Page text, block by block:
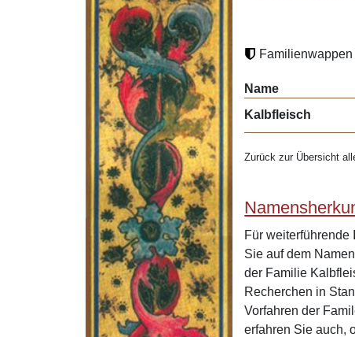
Name
Kalbfleisch
Zurück zur Übersicht
Für weiterführende
Sie auf dem
der Familie
Recherchen in
Vorfahren der
erfahren Sie auch,